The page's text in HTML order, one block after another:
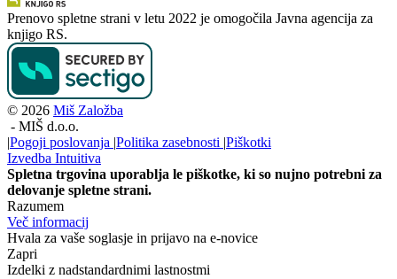
Prenovo spletne strani v letu 2022 je omogočila Javna agencija za
knjigo RS.
© 2026 Miš Založba
- MIŠ d.o.o.
|Pogoji poslovanja |Politika zasebnosti |Piškotki
Izvedba Intuitiva
Spletna trgovina uporablja le piškotke, ki so nujno potrebni za
delovanje spletne strani.
Razumem
Več informacij
Hvala za vaše soglasje in prijavo na e-novice
Zapri
Izdelki z nadstandardnimi lastnostmi